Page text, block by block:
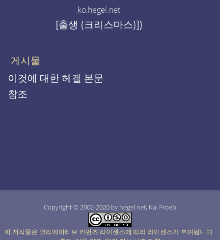
ko.hegel.net
[출생 (크리스마스)])
게시물
이것에 대한 헤겔 본문
참조
Copyright © 2002-2020 by hegel.net, Kai Froeb
이 저작물은 크리에이티브 커먼즈 라이센스에 따라 라이센스가 부여됩니다 .